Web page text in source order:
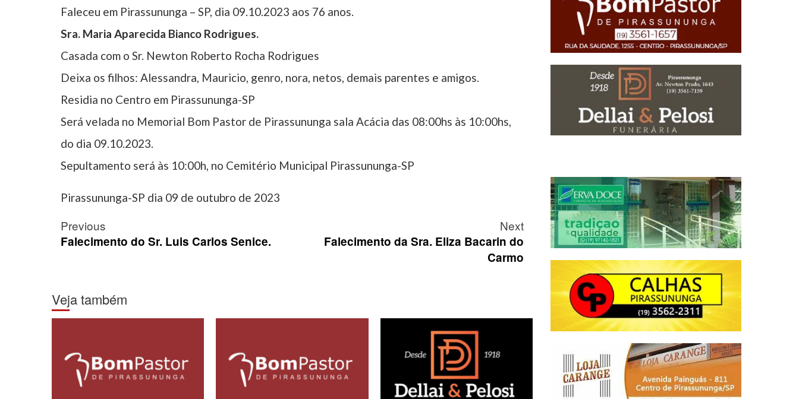
Faleceu em Pirassununga – SP, dia 09.10.2023 aos 76 anos.
Sra. Maria Aparecida Bianco Rodrigues.
Casada com o Sr. Newton Roberto Rocha Rodrigues
Deixa os filhos: Alessandra, Mauricio, genro, nora, netos, demais parentes e amigos.
Residia no Centro em Pirassununga-SP
Será velada no Memorial Bom Pastor de Pirassununga sala Acácia das 08:00hs às 10:00hs,
do dia 09.10.2023.
Sepultamento será às 10:00h, no Cemitério Municipal Pirassununga-SP
Pirassununga-SP dia 09 de outubro de 2023
Post
navigation
Previous
Falecimento do Sr. Luis Carlos Senice.
Next
Falecimento da Sra. Eliza Bacarin do
Carmo
Veja também